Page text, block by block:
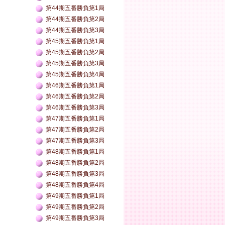
第44期五番勝負第1局
第44期五番勝負第2局
第44期五番勝負第3局
第45期五番勝負第1局
第45期五番勝負第2局
第45期五番勝負第3局
第45期五番勝負第4局
第46期五番勝負第1局
第46期五番勝負第2局
第46期五番勝負第3局
第47期五番勝負第1局
第47期五番勝負第2局
第47期五番勝負第3局
第48期五番勝負第1局
第48期五番勝負第2局
第48期五番勝負第3局
第48期五番勝負第4局
第49期五番勝負第1局
第49期五番勝負第2局
第49期五番勝負第3局